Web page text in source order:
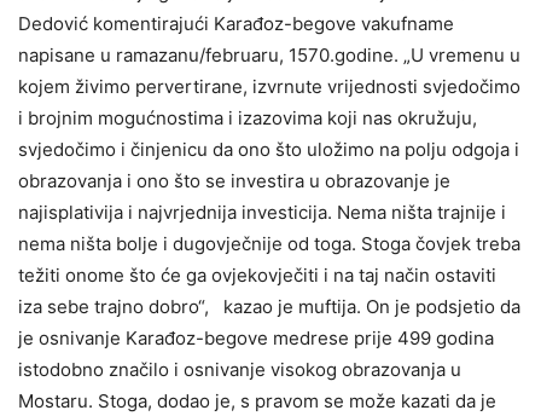
Dedović komentirajući Karađoz-begove vakufname
napisane u ramazanu/februaru, 1570.godine. „U vremenu u
kojem živimo pervertirane, izvrnute vrijednosti svjedočimo
i brojnim mogućnostima i izazovima koji nas okružuju,
svjedočimo i činjenicu da ono što uložimo na polju odgoja i
obrazovanja i ono što se investira u obrazovanje je
najisplativija i najvrjednija investicija. Nema ništa trajnije i
nema ništa bolje i dugovječnije od toga. Stoga čovjek treba
težiti onome što će ga ovjekovječiti i na taj način ostaviti
iza sebe trajno dobro“, kazao je muftija. On je podsjetio da
je osnivanje Karađoz-begove medrese prije 499 godina
istodobno značilo i osnivanje visokog obrazovanja u
Mostaru. Stoga, dodao je, s pravom se može kazati da je